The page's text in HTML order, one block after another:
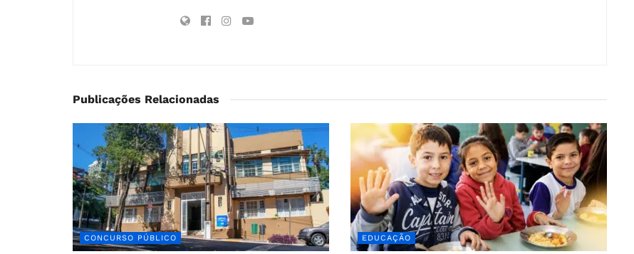
Publicações Relacionadas
CONCURSO PÚBLICO EDUCAÇÃO